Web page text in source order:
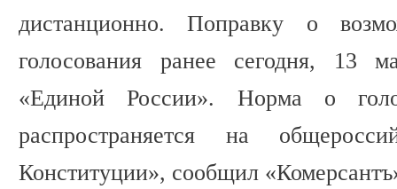
дистанционно. Поправку о
голосования ранее сегодня, 13
«Единой России». Норма о
распространяется на
Конституции», сообщил